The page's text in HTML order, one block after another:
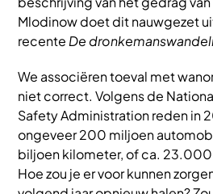
Mlodinow doet dit nauwgezet
recenteDe
We associëren toeval met
niet correct. Volgens de
Safety Administration reden in
ongeveer 200 miljoen
biljoen kilometer, of ca.
Hoe zou je er voor kunnen